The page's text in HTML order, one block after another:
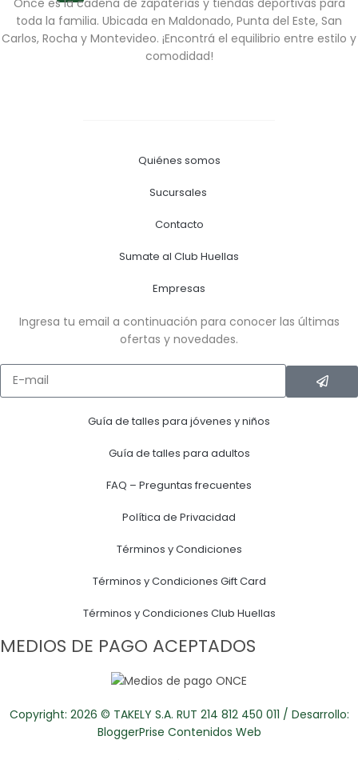
toda la familia. Ubicada en Maldonado, Punta del Este, San
Carlos, Rocha y Montevideo. ¡Encontrá el equilibrio entre estilo y
comodidad!
Quiénes somos
Sucursales
Contacto
Sumate al Club Huellas
Empresas
Ingresa tu email a continuación para conocer las últimas
ofertas y novedades.
Guía de talles para jóvenes y niños
Guía de talles para adultos
FAQ – Preguntas frecuentes
Política de Privacidad
Términos y Condiciones
Términos y Condiciones Gift Card
Términos y Condiciones Club Huellas
MEDIOS DE PAGO ACEPTADOS
Copyright: 2026 © TAKELY S.A. RUT 214 812 450 011 / Desarrollo:
BloggerPrise Contenidos Web